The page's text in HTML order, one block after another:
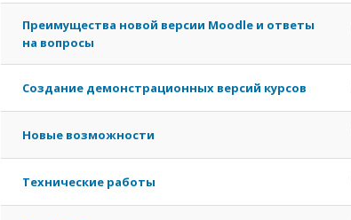
Преимущества новой версии Moodle и ответы
на вопросы
Создание демонстрационных версий курсов
Новые возможности
Технические работы